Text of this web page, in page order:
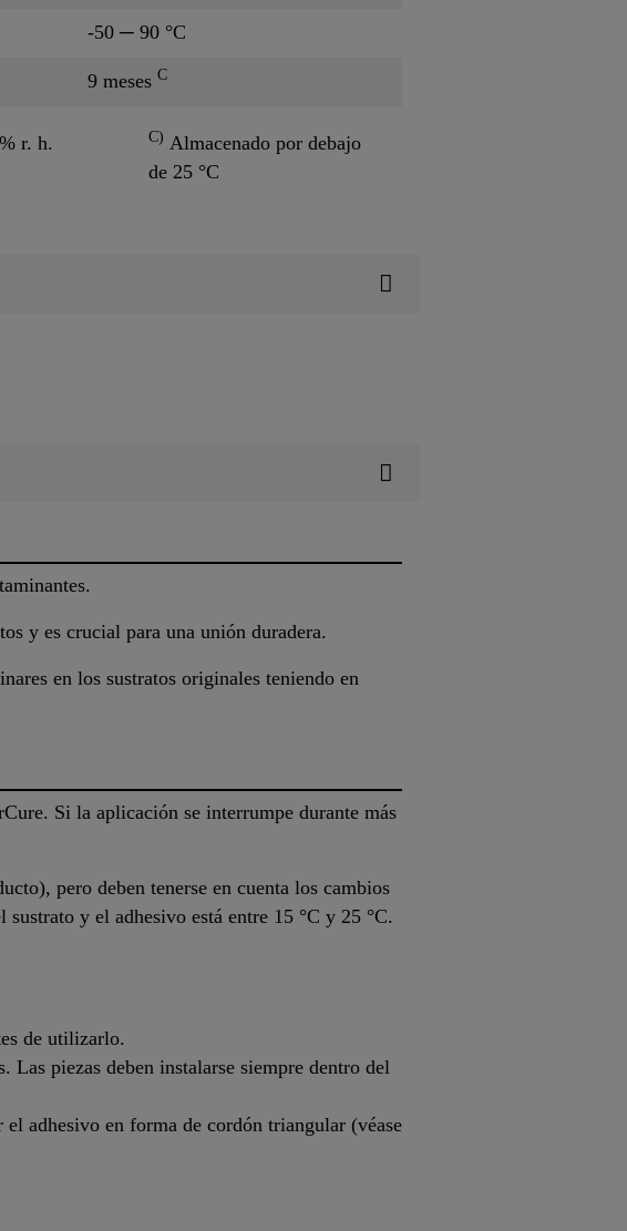
-50 ─ 90 °C
9 meses C
r. h. C) Almacenado por debajo
de 25 °C
y es crucial para una unión duradera.
en los sustratos originales teniendo en
Si la aplicación se interrumpe durante más
pero deben tenerse en cuenta los cambios
y el adhesivo está entre 15 °C y 25 °C.
de utilizarlo.
piezas deben instalarse siempre dentro del
adhesivo en forma de cordón triangular (véase